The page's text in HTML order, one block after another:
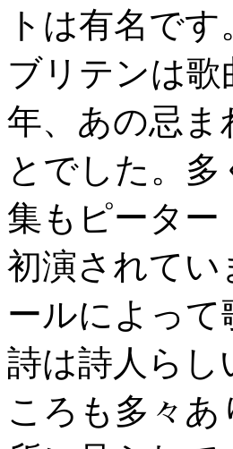
トは有名で
ブリテンは
年、あの忌ま
とでした。
集もピータ
初演されて
ールによっ
詩は詩人らし
ころも多々